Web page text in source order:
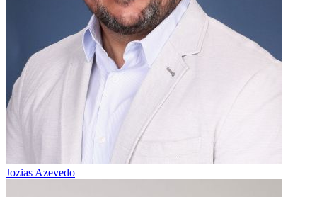
Jozias Azevedo